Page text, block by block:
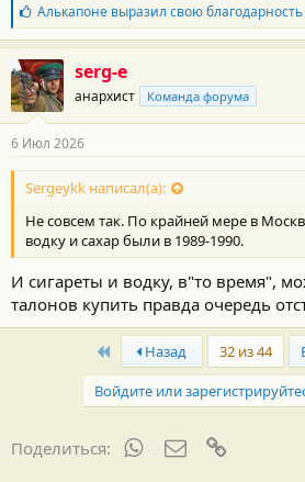
Б
л
а
г
о
д
а
н
о
с
и
:
Алькапоневыразил свою благодарность
serg-e
анархист Команда форума
6 Июл 2026
Sergeykk написал(а):
Не совсем так. По крайней мере в
водку и сахар были в 1989-1990.
И сигареты и водку, в"то время",
талонов купить правда очередь
First Назад 32 из 44
Войдите или
Поделиться: WhatsAppЭлектронная